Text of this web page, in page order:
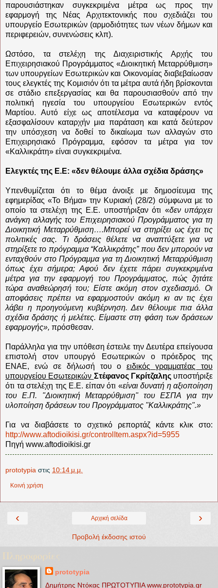
παρουσιάστηκαν συγκεκριμένα μέτρα ως προς την
εφαρμογή της Νέας Αρχιτεκτονικής που σχεδιάζει του
υπουργείο Εσωτερικών (αρμοδιότητες των νέων δήμων και
περιφερειών, συνενώσεις κλπ).
Ωστόσο, τα στελέχη της Διαχειριστικής Αρχής του
Επιχειρησιακού Προγράμματος «Διοικητική Μεταρρύθμιση»
των υπουργείων Εσωτερικών και Οικονομίας διαβεβαίωσαν
τους ελεγκτές της Κομισιόν ότι τα μέτρα αυτά ήδη βρίσκονται
σε στάδιο επεξεργασίας και θα παρουσιασθούν από την
πολιτική ηγεσία του υπουργείου Εσωτερικών εντός
Μαρτίου. Αυτό είχε ως αποτέλεσμα να καταφέρουν να
εξασφαλίσουν καταρχήν μια παράταση και κατά δεύτερον
την υπόσχεση να δοθεί το δικαίωμα των αλλαγών στο
Επιχειρησιακό Πρόγραμμα, εφόσον τα μέτρα για τον
«Καλλικράτη» είναι συγκεκριμένα.
Ελεγκτές της Ε.Ε: «δεν θέλουμε άλλα σχέδια δράσης»
Υπενθυμίζεται ότι το θέμα άνοιξε με δημοσίευμα της
εφημερίδας «Το Βήμα» την Κυριακή (28/2) σύμφωνα με το
οποίο τα στελέχη της Ε.Ε. υποστήριξαν ότι «δεν υπάρχει
ανάγκη αλλαγής του Επιχειρησιακού Προγράμματος για τη
Διοικητική Μεταρρύθμιση….Μπορεί να στηρίξει ως έχει τις
πολιτικές σας. Τι δράσεις θέλετε να αναπτύξετε για να
στηρίξετε το πρόγραμμα “Καλλικράτης” που δεν μπορούν να
ενταχθούν στο Πρόγραμμα για τη Διοικητική Μεταρρύθμιση
όπως έχει σήμερα; Αφού δεν έχετε πάρει συγκεκριμένα
μέτρα για την εφαρμογή του Προγράμματος, πώς ζητάτε
τώρα αναθεώρησή του; Είστε ακόμη στον σχεδιασμό. Οι
αποφάσεις πρέπει να εφαρμοστούν ακόμη κι αν τις έχει
λάβει η προηγούμενη κυβέρνηση. Δεν θέλουμε πια άλλα
σχέδια δράσης ή μελέτες. Είμαστε στη φάση των δράσεων
εφαρμογής», πρόσθεσαν.
Παράλληλα για την υπόθεση έστειλε την Δευτέρα επείγουσα
επιστολή στον υπουργό Εσωτερικών ο πρόεδρος της
ΕΝΑΕ, ενώ σε δήλωσή του ο ειδικός γραμματέας του
υπουργείου Εσωτερικών Στέφανος Γκρίτζαλης υποστήριξε
ότι τα στελέχη της Ε.Ε. είπαν ότι «είναι δυνατή η αξιοποίηση
του Ε.Π. "Διοικητική Μεταρρύθμιση" του ΕΣΠΑ για την
υλοποίηση δράσεων του Προγράμματος "Καλλικράτης".»
Για να διαβάσετε το σχετικό ρεπορτάζ κάντε κλικ στο:
http://www.aftodioikisi.gr/controlItem.aspx?id=5955
Πηγή www.aftodioikisi.gr
prototypia στις 10:14 μ.μ.
Κοινή χρήση
‹ ›
Αρχική σελίδα
Προβολή έκδοσης ιστού
Πληροφορίες
prototypia
Δημήτρης Ντόκας ΠΡΩΤΟΤΥΠΙΑ www.prototypia.gr